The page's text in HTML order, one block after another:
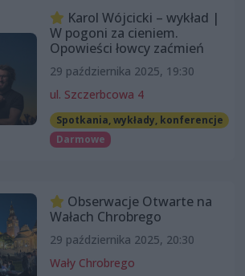
Karol Wójcicki – wykład |
W pogoni za cieniem.
Opowieści łowcy zaćmień
29 października 2025, 19:30
ul. Szczerbcowa 4
Spotkania, wykłady, konferencje
Darmowe
Obserwacje Otwarte na
Wałach Chrobrego
29 października 2025, 20:30
Wały Chrobrego